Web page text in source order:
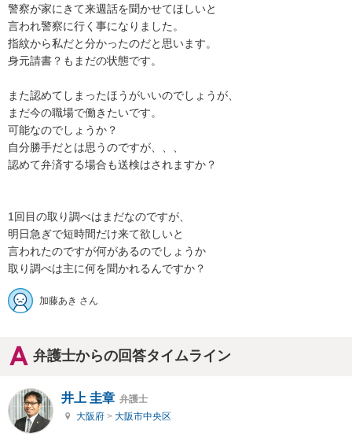
警察が家にきて来週話を聞かせてほしいと
言われ警察に行く事になりました。
指紋から私だと分かったのだと思います。
身元請書？もまだの状態です。
また認めてしまったほうがいいのでしょうが、
まだ今の職場で働きたいです。
可能なのでしょうか？
自分勝手だとは思うのですが、、、
認めて弁済する場合も送検はされますか？
1回目の取り調べはまだなのですが、
明日急ぎで短時間だけ来て欲しいと
言われたのですが何があるのでしょうか
取り調べは主に何を聞かれるんですか？
加藤あき さん
弁護士からの回答タイムライン
井上 圭章 弁護士
大阪府 > 大阪市中央区